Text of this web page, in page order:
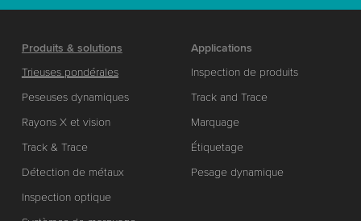
Produits & solutions
Trieuses pondérales
Peseuses dynamiques
Rayons X et vision
Track & Trace
Détection de métaux
Inspection optique
Applications
Inspection de produits
Track and Trace
Marquage
Étiquetage
Pesage dynamique